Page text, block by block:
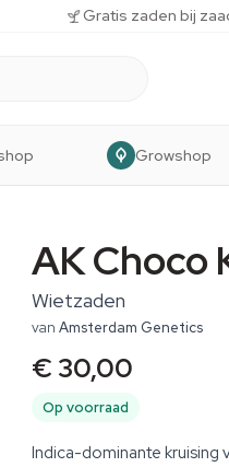
Gratis zaden bij
Growshop
AK Choco
Wietzaden
van Amsterdam Genetics
€ 30,00
Op voorraad
Indica-dominante kruising